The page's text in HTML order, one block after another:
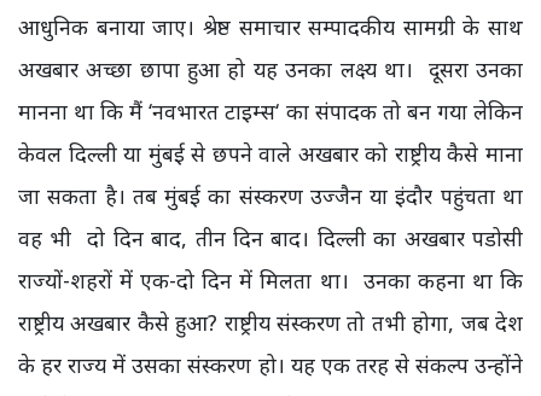
आधुनिक बनाया जाए। श्रेष्ठ समाचार सम्पादकीय सामग्री के साथ
अखबार अच्छा छापा हुआ हो यह उनका लक्ष्य था। दूसरा उनका
मानना था कि मैं ‘नवभारत टाइम्स‘ का संपादक तो बन गया लेकिन
केवल दिल्ली या मुंबई से छपने वाले अखबार को राष्ट्रीय कैसे माना
जा सकता है। तब मुंबई का संस्करण उज्जैन या इंदौर पहुंचता था
वह भी दो दिन बाद, तीन दिन बाद। दिल्ली का अखबार पडोसी
राज्यों-शहरों में एक-दो दिन में मिलता था। उनका कहना था कि
राष्ट्रीय अखबार कैसे हुआ? राष्ट्रीय संस्करण तो तभी होगा, जब देश
के हर राज्य में उसका संस्करण हो। यह एक तरह से संकल्प उन्होंने